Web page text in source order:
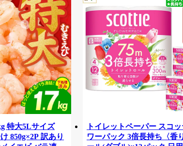
特大5Lサイズ
850g×2P 訳あり
トイレットペーパー スコ
ワーパック 3倍長持ち〈香